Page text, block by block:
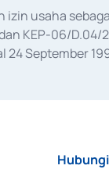
izin usaha
KEP-06/
24 September